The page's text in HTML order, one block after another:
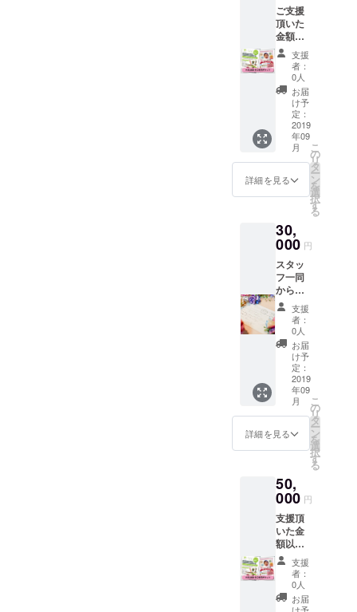
す。要
予約 ※
有効期
限1年 ※
入会手
続き、
入会費
用が別
途にか
かる場
合があ
りま
す。ご
了承く
500円単
位とな
す。お
つりは
出ませ
ん。
支援者
のお名
前とお
写真
（頂け
た場合
に）の
掲載と
共に、
ご支援
者の利
用者へ
のメッ
セージ
（6か月
間） ※
支援
時、必
ず備考
欄にご
希望の
お名前
をご記
入くだ
さい。
ご支援
頂いた
金額以
上の
サービ
スとな
りま
す！ ぜ
ひ、ご
利用く
ださ
い。 ・
コワー
キング
スペー
ス利用
飲食販
売、物
販、イ
ベント
会費、
にはご
利用で
きませ
育園一
時保育
利用券
（8か
月-2歳
児ま
で）
※園児の
みの利
用とな
りま
す。要
予約 ※
入会手
続き、
入会費
用等が
かかる
支援
者：
0人
お届
け予
定：
2019
年09
月
詳細を見る
こ
の
リ
タ
ー
ン
を
選
択
す
る
30,
000 円
スタッ
フ一同
からの
お礼の
お手紙
とオリ
ジナル
ステッ
カー、
利用者
様から
のご意
見や感
想も送
ります
（2
また、
施設内
に、ご
支援者
のお名
前とお
写真
（頂け
た場合
に）の
掲載と
支援
者：
0人
お届
け予
定：
2019
年09
月
詳細を見る
こ
の
リ
タ
ー
ン
を
選
択
す
る
50,
000 円
支援頂
いた金
額以上
のサー
ビスと
なりま
す！ ぜ
ひ、ご
支援
者：
0人
お届